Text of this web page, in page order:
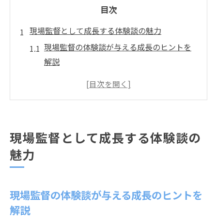
目次
現場監督として成長する体験談の魅力
現場監督の体験談が与える成長のヒントを
解説
現場監督ならではの実感と達成感を深掘り
現場監督体験談がキャリア形成に役立つ理
リアルな現場監督経験から学ぶ実践術
現場監督として成長する体験談の
魅力
現場監督の体験談が与える成長のヒントを
解説